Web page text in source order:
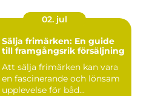
02. jul
Sälja frimärken: En guide
till framgångsrik försäljning
Att sälja frimärken kan vara
en fascinerande och lönsam
upplevelse för båd...